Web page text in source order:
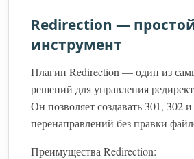
Redirection —
инструмент
Плагин Redirection — один из
решений для управления
Он позволяет создавать 301, 302
перенаправлений без правки
Преимущества Redirection: